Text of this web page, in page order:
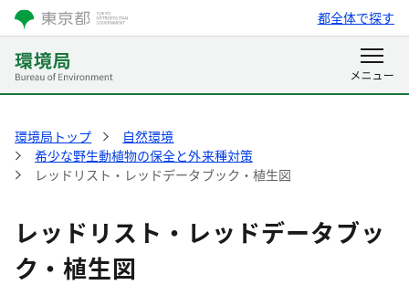
都全体で探す
環境局トップ
自然環境
希少な野生動植物の保全と外来種対策
レッドリスト・レッドデータブック・植生図
レッドリスト・レッドデータブッ
ク・植生図